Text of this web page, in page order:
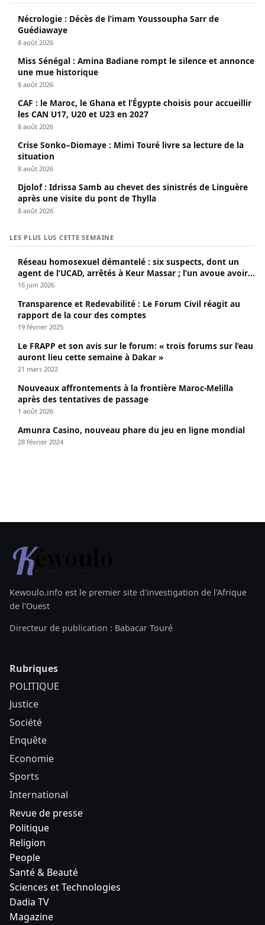
Nécrologie : Décès de l’imam Youssoupha Sarr de
Guédiawaye
8 août 2026
Miss Sénégal : Amina Badiane rompt le silence et annonce
une mue historique
8 août 2026
CAF : le Maroc, le Ghana et l’Égypte choisis pour accueillir
les CAN U17, U20 et U23 en 2027
8 août 2026
Crise Sonko–Diomaye : Mimi Touré livre sa lecture de la
situation
8 août 2026
Djolof : Idrissa Samb au chevet des sinistrés de Linguère
après une visite du pont de Thylla
8 août 2026
LES PLUS LUS CETTE SEMAINE
Réseau homosexuel démantelé : six suspects, dont un
agent de l’UCAD, arrêtés à Keur Massar ; l’un avoue avoir
propagé le VIH depuis 2018
16 juin 2026
Transparence et Redevabilité : Le Forum Civil réagit au
rapport de la cour des comptes
19 février 2025
Le FRAPP et son avis sur le forum: « trois forums sur l’eau
auront lieu cette semaine à Dakar »
21 mars 2022
Nouveaux affrontements à la frontière Maroc-Melilla
après des tentatives de passage
1 août 2026
Amunra Casino, nouveau phare du jeu en ligne mondial
28 février 2024
Kewoulo.info est le premier site d'investigation de l'Afrique
de l'Ouest
Directeur de publication : Babacar Touré
Rubriques
POLITIQUE
Justice
Société
Enquête
Economie
Sports
International
Revue de presse
Politique
Religion
People
Santé & Beauté
Sciences et Technologies
Dadia TV
Magazine